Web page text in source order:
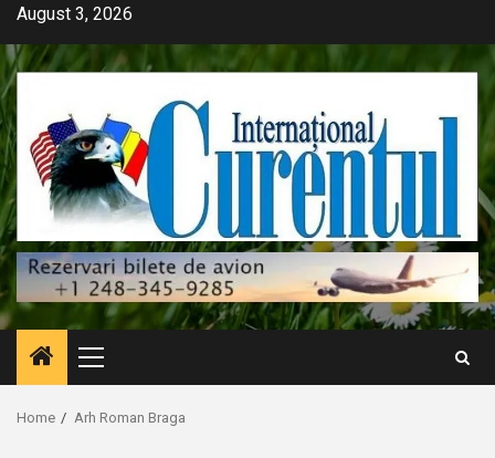
Skip
content
August 3, 2026
Primary
Menu
Home Arh Roman Braga